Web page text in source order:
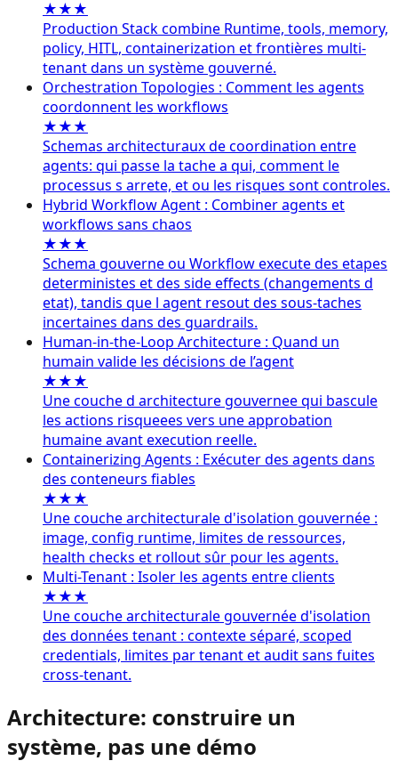
★★★
Production Stack combine Runtime, tools, memory,
policy, HITL, containerization et frontières multi-
tenant dans un système gouverné.
Orchestration Topologies : Comment les agents
coordonnent les workflows
★★★
Schemas architecturaux de coordination entre
agents: qui passe la tache a qui, comment le
processus s arrete, et ou les risques sont controles.
Hybrid Workflow Agent : Combiner agents et
workflows sans chaos
★★★
Schema gouverne ou Workflow execute des etapes
deterministes et des side effects (changements d
etat), tandis que l agent resout des sous-taches
incertaines dans des guardrails.
Human-in-the-Loop Architecture : Quand un
humain valide les décisions de l’agent
★★★
Une couche d architecture gouvernee qui bascule
les actions risqueees vers une approbation
humaine avant execution reelle.
Containerizing Agents : Exécuter des agents dans
des conteneurs fiables
★★★
Une couche architecturale d'isolation gouvernée :
image, config runtime, limites de ressources,
health checks et rollout sûr pour les agents.
Multi-Tenant : Isoler les agents entre clients
★★★
Une couche architecturale gouvernée d'isolation
des données tenant : contexte séparé, scoped
credentials, limites par tenant et audit sans fuites
cross-tenant.
Architecture: construire un
système, pas une démo